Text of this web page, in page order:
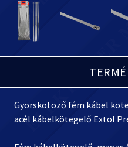
Gyorskötöző fém kábel
acél kábelkötegelő Extol